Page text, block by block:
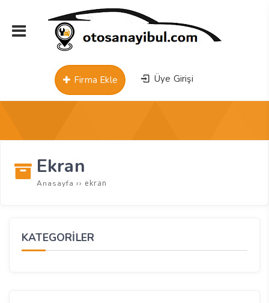
Üye Girişi
Firma Ekle
Ekran
Anasayfa ›› ekran
KATEGORİLER